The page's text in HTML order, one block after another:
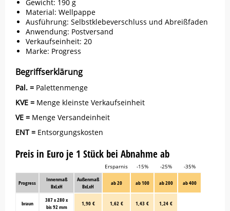
Gewicht: 190 g
Material: Wellpappe
Ausführung: Selbstklebeverschluss und Abreißfaden
Anwendung: Postversand
Verkaufseinheit: 20
Marke: Progress
Begriffserklärung
Pal. = Palettenmenge
KVE = Menge kleinste Verkaufseinheit
VE = Menge Versandeinheit
ENT = Entsorgungskosten
Preis in Euro je 1 Stück bei Abnahme ab
Ersparnis -15% -25% -35%
Progress
Innenmaß
BxLxH
Außenmaß
BxLxH
ab 20 ab 100 ab 200 ab 400
braun
387 x 280 x
bis 92 mm
1,90 € 1,62 € 1,43 € 1,24 €